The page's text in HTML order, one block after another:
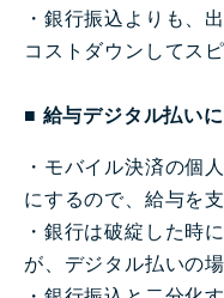
・銀行振込よりも、
コストダウンしてス
■ 給与デジタル払い
・モバイル決済の個
にするので、給与を
・銀行は破綻した時
が、デジタル払いの